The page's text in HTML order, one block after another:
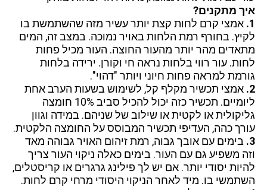
איך מתקנים?
1. אמצי קרם לחות קצת יותר עשיר מזה שהשתמשת בו
לקיץ. בחורף רמת הלחות באויר נמוכה. במצב זה, המים
מתאדים מהר יותר מהעור החוצה. העור מכיל פחות
לחות. עור רווי בלחות נראה חי וקורן. ירידה בלחות
גורמת למראה פחות חיוני ויותר "דהוי".
2. אמצי תכשיר מקלף קל, לשימוש בשעות הערב אחת
ליומיים. תכשיר כזה יכול להכיל סביב 10% חומצה
גליקולית או לקטית או שילוב של שניהם. במידה וגוון
עורך כהה, העדיפי תכשיר המבוסס על החומצה הלקטית.
3. בימים עם אובך גבוה, רמת זיהום האויר גבוהה מאד
וזה משפיע גם עם העור. בימים כאלה ניקוי העור צריך
להיות יסודי יותר. אם יש לך פילינג גרגרים או קריסטלים,
השתמשי בו. מיד לאחר הניקוי היסודי מרחי קרם לחות.